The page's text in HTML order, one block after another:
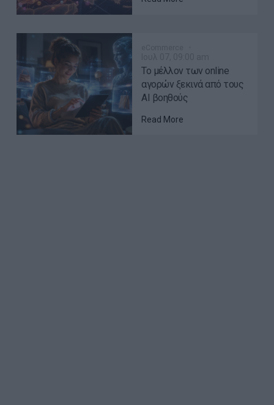
Το μέλλον των online
αγορών ξεκινά από τους
AI βοηθούς
Read More